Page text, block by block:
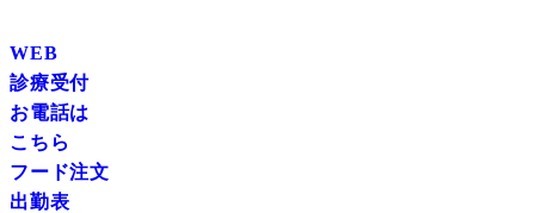
WEB
診療受付
お電話は
こちら
フード注文
出勤表